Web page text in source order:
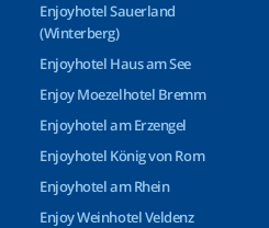
Enjoyhotel Sauerland
(Winterberg)
Enjoyhotel Haus am See
Enjoy Moezelhotel Bremm
Enjoyhotel am Erzengel
Enjoyhotel König von Rom
Enjoyhotel am Rhein
Enjoy Weinhotel Veldenz